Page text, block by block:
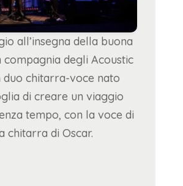
all’insegna della buona
compagnia degli Acoustic
duo chitarra-voce nato
di creare un viaggio
tempo, con la voce di
chitarra di Oscar.